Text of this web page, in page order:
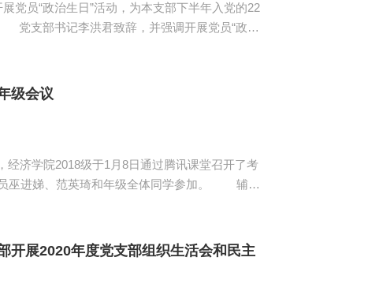
党员“政治生日”活动，为本支部下半年入党的22
级会议
济学院2018级于1月8日通过腾讯课堂召开了考
娣、范英琦和年级全体同学参加。 辅导
文件做了详细解...
展2020年度党支部组织生活会和民主